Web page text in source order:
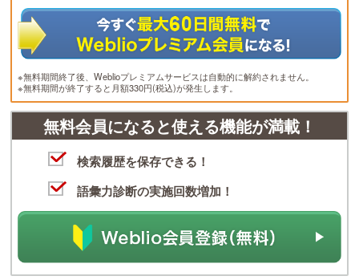
※無料期間終了後、Weblioプレミアムサービスは自動的に解約されません。
※無料期間が終了すると月額330円(税込)が発生します。
無料会員になると使える機能が満載！
検索履歴を保存できる！
語彙力診断の実施回数増加！